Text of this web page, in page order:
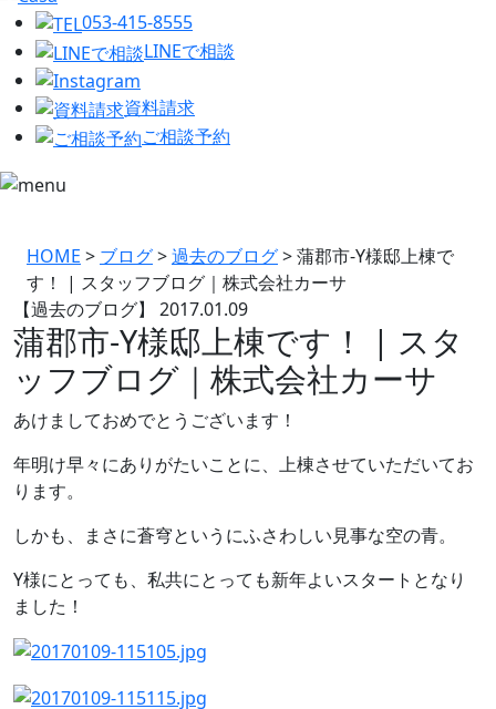
053-415-8555
LINEで相談
資料請求
ご相談予約
HOME > ブログ>過去のブログ>蒲郡市-Y様邸上棟で
す！ | スタッフブログ｜株式会社カーサ
【過去のブログ】 2017.01.09
蒲郡市-Y様邸上棟です！ | スタ
ッフブログ｜株式会社カーサ
あけましておめでとうございます！
年明け早々にありがたいことに、上棟させていただいてお
ります。
しかも、まさに蒼穹というにふさわしい見事な空の青。
Y様にとっても、私共にとっても新年よいスタートとなり
ました！